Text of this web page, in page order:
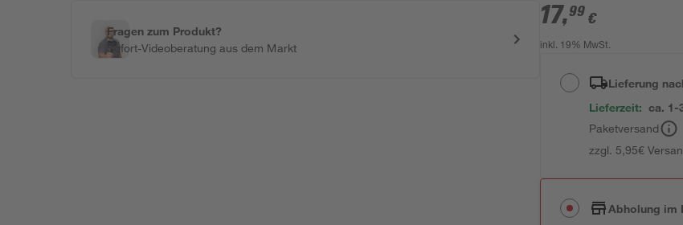
Fragen zum Produkt?
Sofort-Videoberatung aus dem Markt
17,99 €
inkl. 19% MwSt.
Lieferung
Lieferzeit: ca. 1-
Paketversand
zzgl. 5,95€
Abholung im